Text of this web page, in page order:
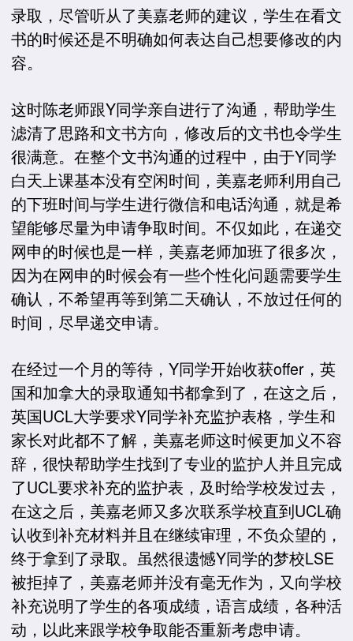
录取，尽管听从了美嘉老师的建议，学生在看文
书的时候还是不明确如何表达自己想要修改的内
容。
这时陈老师跟Y同学亲自进行了沟通，帮助学生
滤清了思路和文书方向，修改后的文书也令学生
很满意。在整个文书沟通的过程中，由于Y同学
白天上课基本没有空闲时间，美嘉老师利用自己
的下班时间与学生进行微信和电话沟通，就是希
望能够尽量为申请争取时间。不仅如此，在递交
网申的时候也是一样，美嘉老师加班了很多次，
因为在网申的时候会有一些个性化问题需要学生
确认，不希望再等到第二天确认，不放过任何的
时间，尽早递交申请。
在经过一个月的等待，Y同学开始收获offer，英
国和加拿大的录取通知书都拿到了，在这之后，
英国UCL大学要求Y同学补充监护表格，学生和
家长对此都不了解，美嘉老师这时候更加义不容
辞，很快帮助学生找到了专业的监护人并且完成
了UCL要求补充的监护表，及时给学校发过去，
在这之后，美嘉老师又多次联系学校直到UCL确
认收到补充材料并且在继续审理，不负众望的，
终于拿到了录取。虽然很遗憾Y同学的梦校LSE
被拒掉了，美嘉老师并没有毫无作为，又向学校
补充说明了学生的各项成绩，语言成绩，各种活
动，以此来跟学校争取能否重新考虑申请。